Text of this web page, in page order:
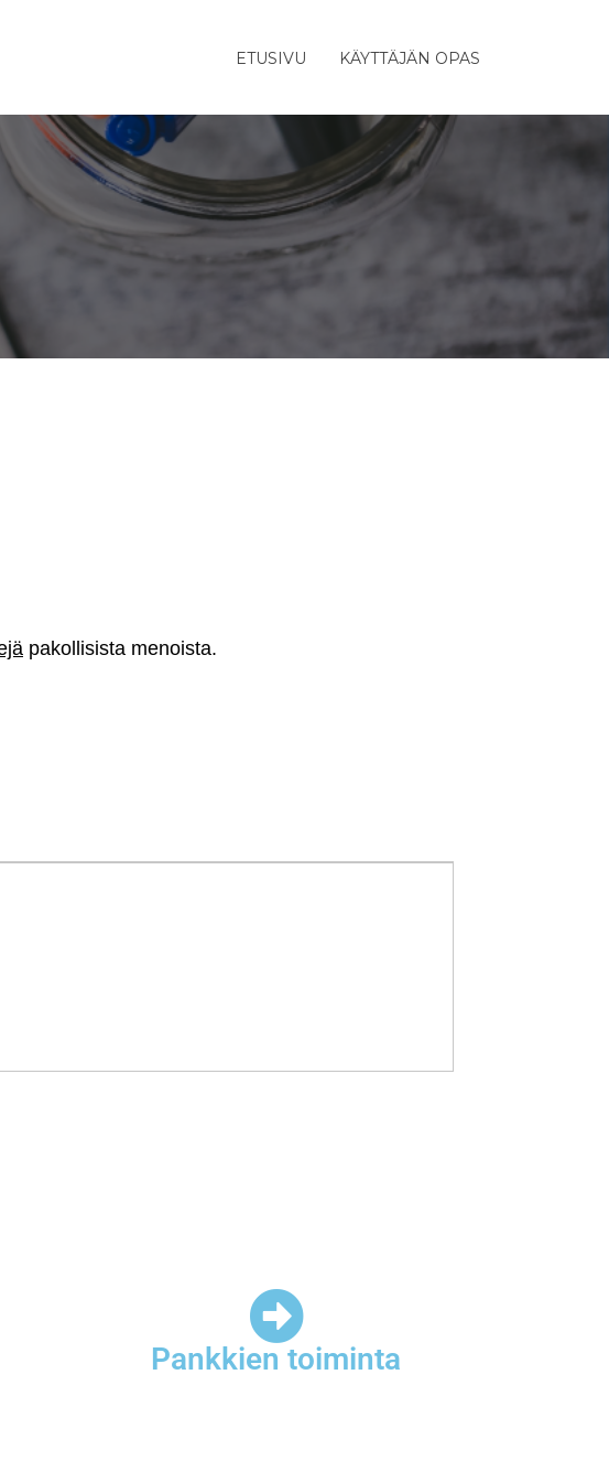
ETUSIVU KÄYTTÄJÄN OPAS
Pankkien toiminta